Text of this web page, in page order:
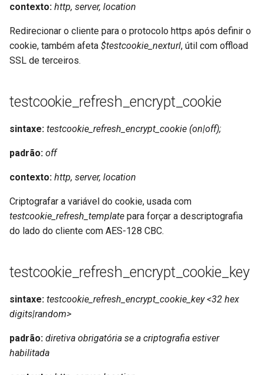
contexto: http, server, location
Redirecionar o cliente para o protocolo https após definir o
cookie, também afeta $testcookie_nexturl, útil com offload
SSL de terceiros.
testcookie_refresh_encrypt_cookie
sintaxe: testcookie_refresh_encrypt_cookie (on|off);
padrão: off
contexto: http, server, location
Criptografar a variável do cookie, usada com
testcookie_refresh_template para forçar a descriptografia
do lado do cliente com AES-128 CBC.
testcookie_refresh_encrypt_cookie_key
sintaxe: testcookie_refresh_encrypt_cookie_key <32 hex
digits|random>
padrão: diretiva obrigatória se a criptografia estiver
habilitada